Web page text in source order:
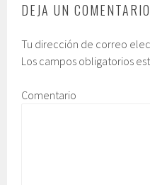
DEJA UN COMENTARIO
Tu dirección de correo
Los campos obligatorios
Comentario